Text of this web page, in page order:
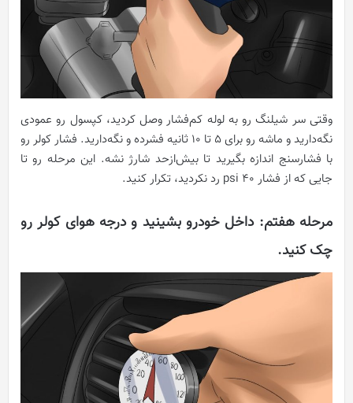
وقتی سر شیلنگ رو به لوله کم‌فشار وصل کردید، کپسول رو عمودی
نگه‌دارید و ماشه رو برای 5 تا 10 ثانیه فشرده و نگه‌دارید. فشار کولر رو
با فشارسنج اندازه بگیرید تا بیش‌ازحد شارژ نشه. این مرحله رو تا
جایی که از فشار 40 psi رد نکردید، تکرار کنید.
مرحله هفتم: داخل خودرو بشینید و درجه هوای کولر رو
چک کنید.